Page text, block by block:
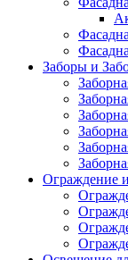
Заборы и
Ограждение